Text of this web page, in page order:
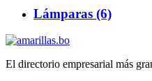
Lámparas (6)
El directorio empresarial más